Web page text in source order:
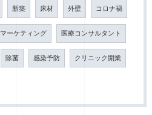
新築 床材 外壁 コロナ禍
マーケティング 医療コンサルタント
除菌 感染予防 クリニック開業